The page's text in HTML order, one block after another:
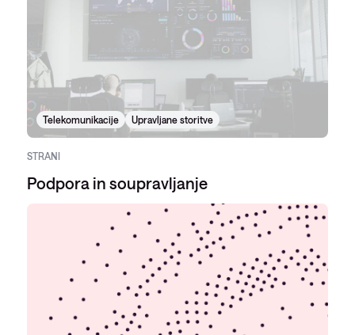
Telekomunikacije Upravljane storitve
STRANI
Podpora in soupravljanje